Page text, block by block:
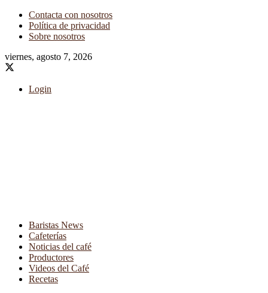
Contacta con nosotros
Política de privacidad
Sobre nosotros
viernes, agosto 7, 2026
Login
Baristas News
Cafeterías
Noticias del café
Productores
Videos del Café
Recetas